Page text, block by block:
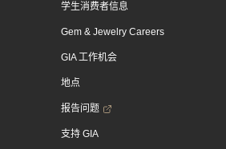
学生消费者信息
Gem & Jewelry Careers
GIA 工作机会
地点
报告问题
支持 GIA